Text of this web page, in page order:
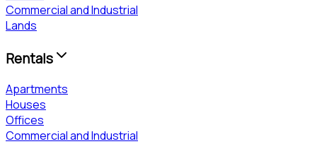
Commercial and Industrial
Lands
Rentals
Apartments
Houses
Offices
Commercial and Industrial